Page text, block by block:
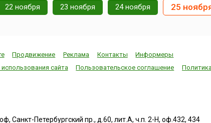
22 ноября 23 ноября 24 ноября 25
Продвижение Реклама Контакты
Информеры
сайта
Пользовательское соглашение
Санкт-Петербургский пр., д.60, лит.А, ч.п. 2-Н, оф.432, 434